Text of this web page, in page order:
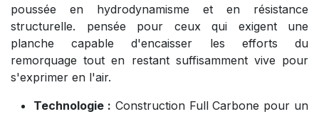
poussée en hydrodynamisme et en résistance
structurelle. pensée pour ceux qui exigent une
planche capable d'encaisser les efforts du
remorquage tout en restant suffisamment vive pour
s'exprimer en l'air.
Technologie : Construction Full Carbone pour un